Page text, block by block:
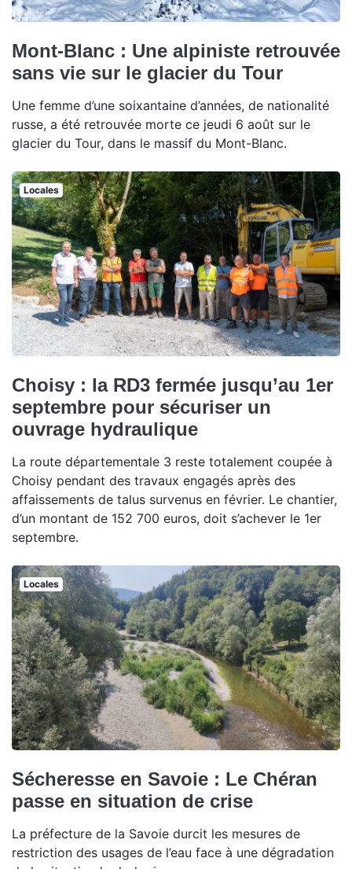
Mont-Blanc : Une alpiniste retrouvée
sans vie sur le glacier du Tour
Une femme d’une soixantaine d’années, de nationalité
russe, a été retrouvée morte ce jeudi 6 août sur le
glacier du Tour, dans le massif du Mont-Blanc.
Locales
Choisy : la RD3 fermée jusqu’au 1er
septembre pour sécuriser un
ouvrage hydraulique
La route départementale 3 reste totalement coupée à
Choisy pendant des travaux engagés après des
affaissements de talus survenus en février. Le chantier,
d’un montant de 152 700 euros, doit s’achever le 1er
septembre.
Locales
Sécheresse en Savoie : Le Chéran
passe en situation de crise
La préfecture de la Savoie durcit les mesures de
restriction des usages de l’eau face à une dégradation